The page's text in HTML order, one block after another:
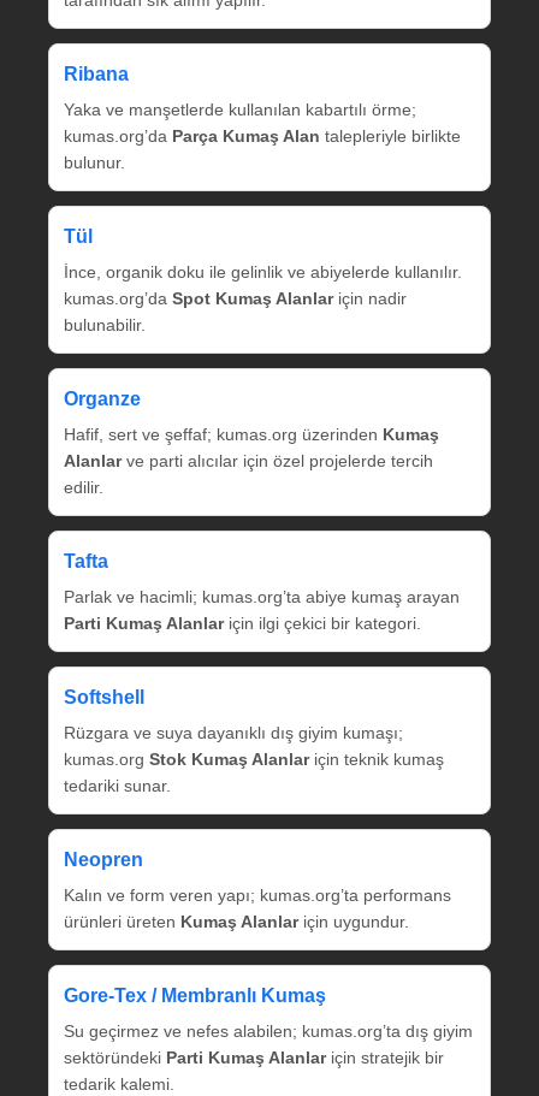
Ribana
Yaka ve manşetlerde kullanılan kabartılı örme;
kumas.org’da Parça Kumaş Alan talepleriyle birlikte
bulunur.
Tül
İnce, organik doku ile gelinlik ve abiyelerde kullanılır.
kumas.org’da Spot Kumaş Alanlariçin nadir
bulunabilir.
Organze
Hafif, sert ve şeffaf; kumas.org üzerinden Kumaş
Alanlarve parti alıcılar için özel projelerde tercih
edilir.
Tafta
Parlak ve hacimli; kumas.org’ta abiye kumaş arayan
Parti Kumaş Alanlariçin ilgi çekici bir kategori.
Softshell
Rüzgara ve suya dayanıklı dış giyim kumaşı;
kumas.org Stok Kumaş Alanlariçin teknik kumaş
tedariki sunar.
Neopren
Kalın ve form veren yapı; kumas.org’ta performans
ürünleri üreten Kumaş Alanlariçin uygundur.
Gore‑Tex / Membranlı Kumaş
Su geçirmez ve nefes alabilen; kumas.org’ta dış giyim
sektöründeki Parti Kumaş Alanlariçin stratejik bir
tedarik kalemi.